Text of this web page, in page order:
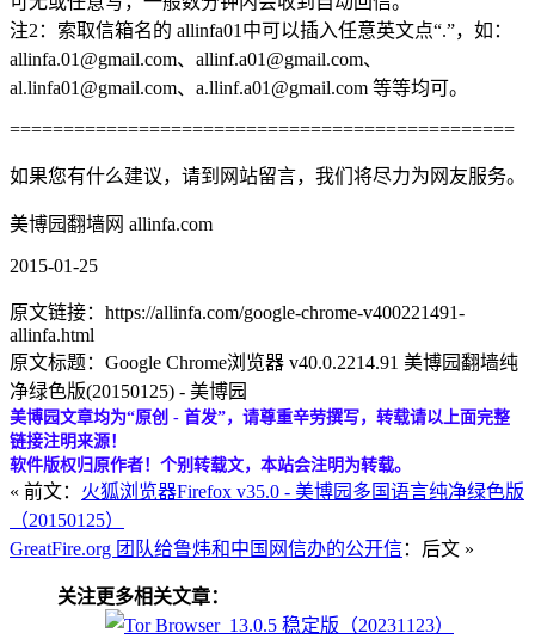
注2：索取信箱名的 allinfa01中可以插入任意英文点“.”，如：
allinfa.01@gmail.com、allinf.a01@gmail.com、
al.linfa01@gmail.com、a.llinf.a01@gmail.com 等等均可。
===============================================
如果您有什么建议，请到网站留言，我们将尽力为网友服务。
美博园翻墙网 allinfa.com
2015-01-25
原文链接：https://allinfa.com/google-chrome-v400221491-
allinfa.html
原文标题：Google Chrome浏览器 v40.0.2214.91 美博园翻墙纯
净绿色版(20150125) - 美博园
美博园文章均为“原创 - 首发”，请尊重辛劳撰写，转载请以上面完整
链接注明来源！
软件版权归原作者！个别转载文，本站会注明为转载。
« 前文： 火狐浏览器Firefox v35.0 - 美博园多国语言纯净绿色版
（20150125）
GreatFire.org 团队给鲁炜和中国网信办的公开信：后文 »
关注更多相关文章：